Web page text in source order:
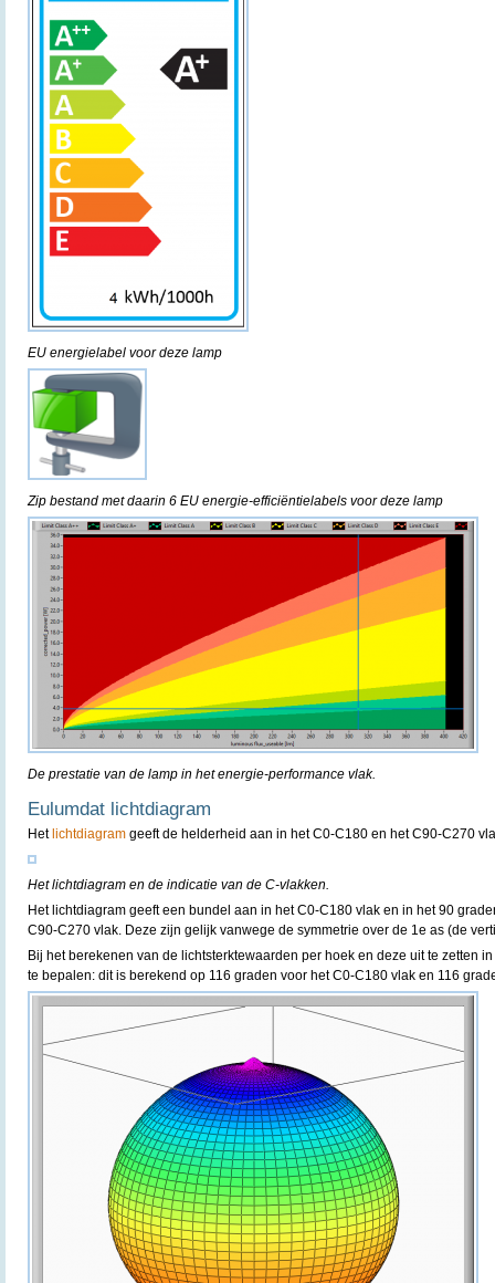
EU energielabel voor deze lamp
Zip bestand met daarin 6 EU energie-efficiëntielabels voor deze lamp
De prestatie van de lamp in het energie-performance vlak.
Eulumdat lichtdiagram
Hetlichtdiagram geeft de helderheid aan in het C0-C180 en het C90-C270
Het lichtdiagram en de indicatie van de C-vlakken.
Het lichtdiagram geeft een bundel aan in het C0-C180 vlak en in het 90
C90-C270 vlak. Deze zijn gelijk vanwege de symmetrie over de 1e as (de
Bij het berekenen van de lichtsterktewaarden per hoek en deze uit te zetten
te bepalen: dit is berekend op 116 graden voor het C0-C180 vlak en 116